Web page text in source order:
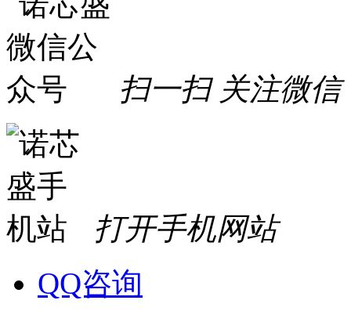
扫一扫 关注微信
打开手机网站
QQ咨询